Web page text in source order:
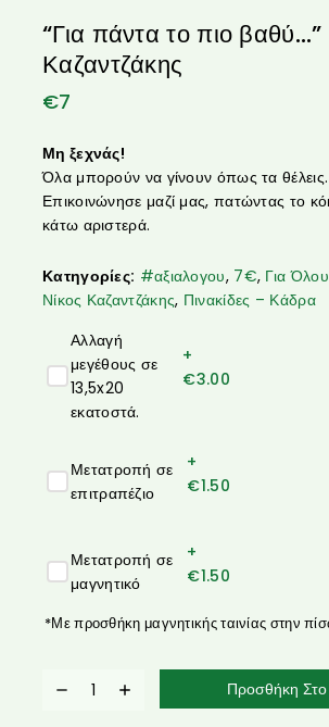
“Για πάντα το πιο
Καζαντζάκης
€7
Μη ξεχνάς!
Όλα μπορούν να γίνουν όπως τα θέλεις.
Επικοινώνησε μαζί μας, πατώντας το
κάτω αριστερά.
Κατηγορίες: #αξιαλογου, 7€, Για
Νίκος Καζαντζάκης, Πινακίδες – Κάδρα
Αλλαγή
μεγέθους σε
13,5x20
εκατοστά.
+
€3.00
Μετατροπή σε
επιτραπέζιο
+
€1.50
Μετατροπή σε
μαγνητικό
+
€1.50
*Με προσθήκη μαγνητικής ταινίας στην
Προσθήκη Στο